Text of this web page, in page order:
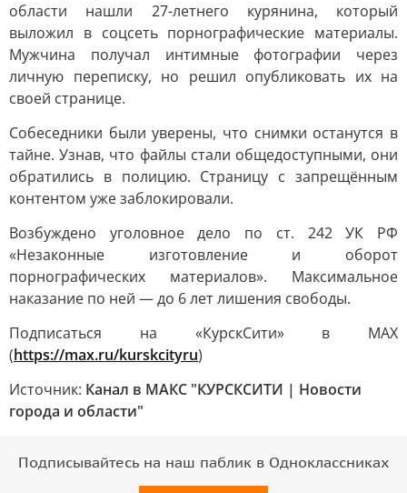
области нашли 27-летнего курянина, который
выложил в соцсеть порнографические материалы.
Мужчина получал интимные фотографии через
личную переписку, но решил опубликовать их на
своей странице.
Собеседники были уверены, что снимки останутся в
тайне. Узнав, что файлы стали общедоступными, они
обратились в полицию. Страницу с запрещённым
контентом уже заблокировали.
Возбуждено уголовное дело по ст. 242 УК РФ
«Незаконные изготовление и оборот
порнографических материалов». Максимальное
наказание по ней — до 6 лет лишения свободы.
Подписаться на «КурскСити» в МАХ
(https://max.ru/kurskcityru)
Источник: Канал в МАКС "КУРСКСИТИ | Новости
города и области"
Подписывайтесь на наш паблик в Одноклассниках